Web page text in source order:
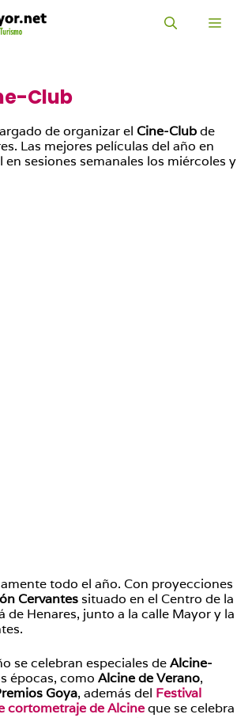
Club
de organizar el Cine-Clubde
Las mejores películas del año en
en sesiones semanales los miércoles y
todo el año. Con proyecciones
Cervantessituado en el Centro de la
de Henares, junto a la calle Mayor y la
se celebran especiales deAlcine-
épocas, como Alcine de Verano,
Goya, además del Festival
cortometraje de Alcineque se celebra